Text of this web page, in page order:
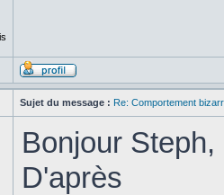
Sujet du message : Re: Comportement
Bonjour Steph,
D'après